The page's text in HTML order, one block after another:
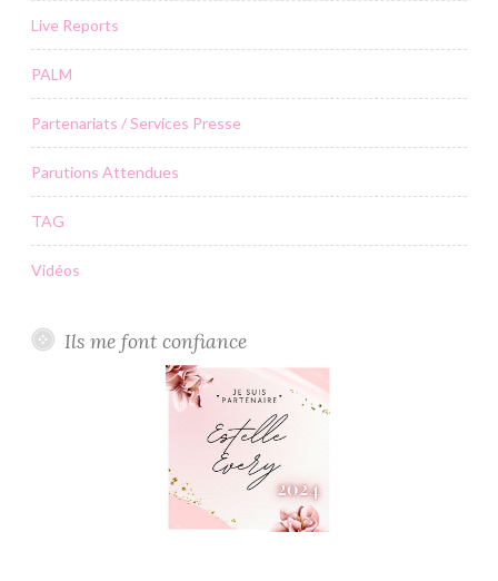
Live Reports
PALM
Partenariats / Services Presse
Parutions Attendues
TAG
Vidéos
Ils me font confiance